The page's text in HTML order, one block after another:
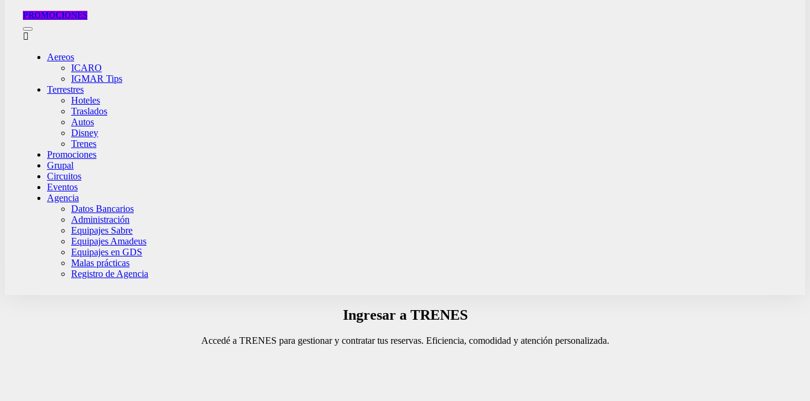
PROMOCIONES
Aereos
ICARO
IGMAR Tips
Terrestres
Hoteles
Traslados
Autos
Disney
Trenes
Promociones
Grupal
Circuitos
Eventos
Agencia
Datos Bancarios
Administración
Equipajes Sabre
Equipajes Amadeus
Equipajes en GDS
Malas prácticas
Registro de Agencia
Ingresar a TRENES
Accedé a TRENES para gestionar y contratar tus reservas. Eficiencia, comodidad y atención personalizada.